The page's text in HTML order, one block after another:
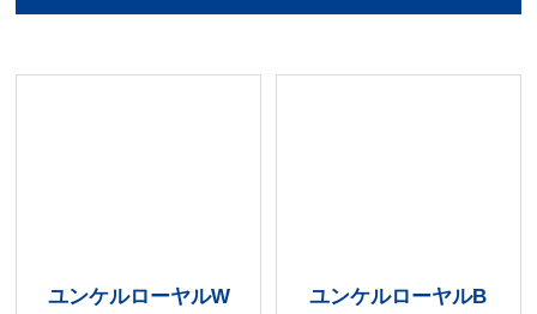
ユンケルローヤルW ユンケルローヤルB